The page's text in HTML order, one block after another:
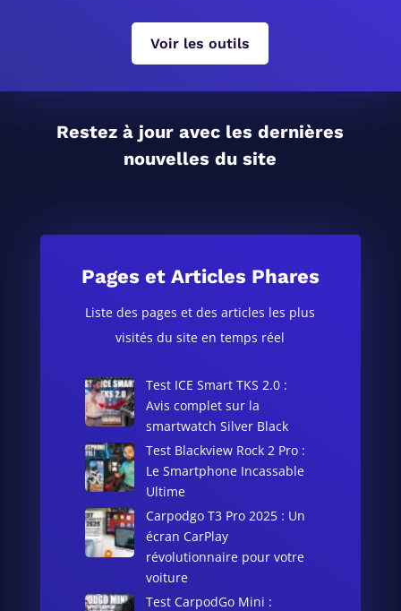
Voir les outils
Restez à jour avec les dernières
nouvelles du site
Pages et Articles Phares
Liste des pages et des articles les plus
visités du site en temps réel
Test ICE Smart TKS 2.0 :
Avis complet sur la
smartwatch Silver Black
Test Blackview Rock 2 Pro :
Le Smartphone Incassable
Ultime
Carpodgo T3 Pro 2025 : Un
écran CarPlay
révolutionnaire pour votre
voiture
Test CarpodGo Mini :